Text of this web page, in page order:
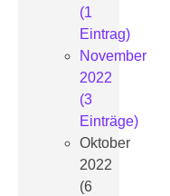
(1
Eintrag)
November
2022
(3
Einträge)
Oktober
2022
(6